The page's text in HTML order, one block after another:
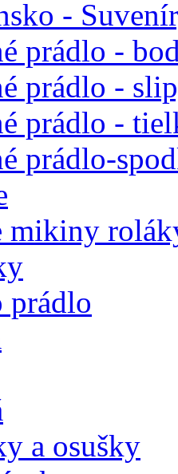
-
prádlo -
prádlo -
prádlo -
prádlo-
mikiny
prádlo
a osušky